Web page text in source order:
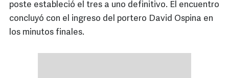
poste estableció el tres a uno definitivo. El encuentro
concluyó con el ingreso del portero David Ospina en
los minutos finales.